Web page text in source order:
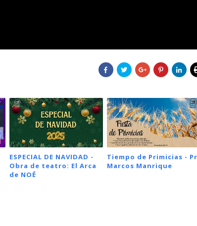
ESPECIAL DE NAVIDAD -
Obra de teatro: El Arca
de NOÉ
Tiempo de Primicias -
Marcos Manrique